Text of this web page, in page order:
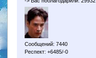
Сообщений: 7440
Респект: +6485/-0